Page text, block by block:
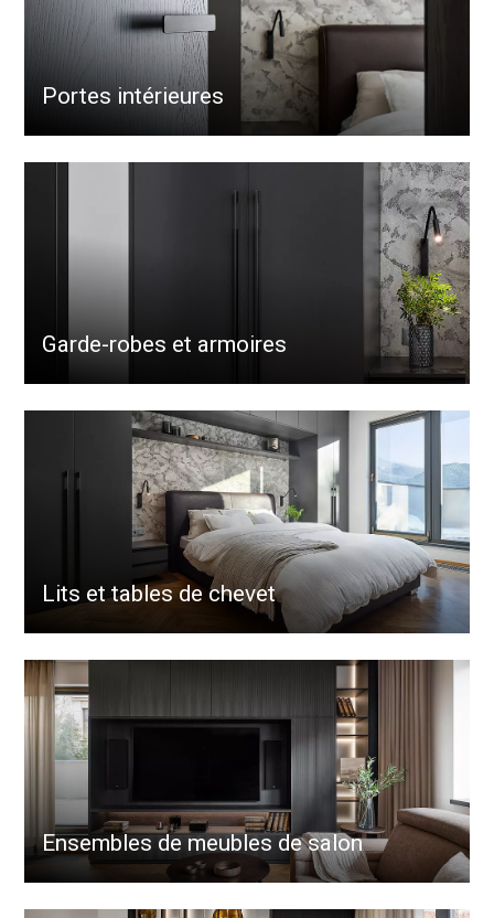
Portes intérieures
Garde-robes et armoires
Lits et tables de chevet
Ensembles de meubles de salon